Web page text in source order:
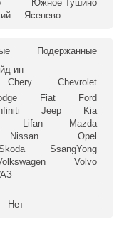
Южное Тушино
Ясенево
Подержанные
ин
Chery
Chevrolet
Fiat
Ford
Jeep
Kia
Lifan
Mazda
Nissan
Opel
SsangYong
Volvo
Нет